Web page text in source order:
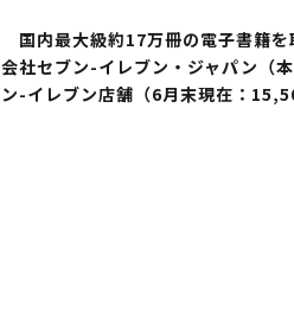
国内最大級約17万冊の電子書籍
会社セブン-イレブン・ジャパン（
ン-イレブン店舗（6月末現在：